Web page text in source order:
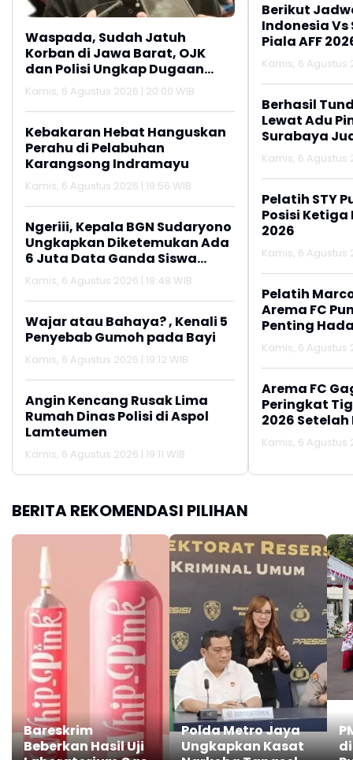
Waspada, Sudah Jatuh
Korban di Jawa Barat, OJK
dan Polisi Ungkap Dugaan
Penipuan Modus Titip Limit
Paylater
Kamis, 6 Agustus 2026 | 20:00 WIB
Kebakaran Hebat Hanguskan
Perahu di Pelabuhan
Karangsong Indramayu
Kamis, 6 Agustus 2026 | 19:56 WIB
Ngeriii, Kepala BGN Sudaryono
Ungkapkan Diketemukan Ada
6 Juta Data Ganda Siswa
Penerima MBG
Kamis, 6 Agustus 2026 | 19:48 WIB
Wajar atau Bahaya? , Kenali 5
Penyebab Gumoh pada Bayi
Kamis, 6 Agustus 2026 | 19:12 WIB
Angin Kencang Rusak Lima
Rumah Dinas Polisi di Aspol
Lamteumen
Kamis, 6 Agustus 2026 | 19:11 WIB
Berikut
Indonesia
Piala AFF
Kamis, 6 Agustus
Berhasil
Lewat Adu
Surabaya
2026
Kamis, 6 Agustus
Pelatih STY
Posisi Ketiga
2026
Kamis, 6 Agustus
Pelatih
Arema FC
Penting
Kamis, 6 Agustus
Arema FC
Peringkat
2026
Persija
Kamis, 6 Agustus
BERITA REKOMENDASI PILIHAN
Bareskrim
Beberkan Hasil Uji
Polda Metro Jaya
Ungkapkan Kasat